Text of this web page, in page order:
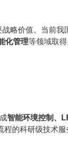
略价值。当前我
化管理等领域取
智能环境控制、
的科研级技术